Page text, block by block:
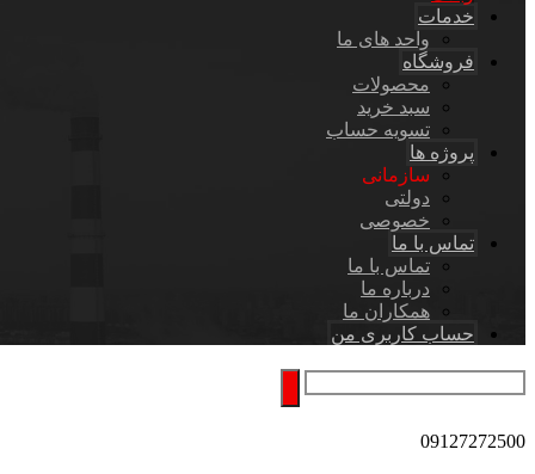
خدمات
واحد های ما
فروشگاه
محصولات
سبد خرید
تسویه حساب
پروژه ها
سازمانی
دولتی
خصوصی
تماس با ما
تماس با ما
درباره ما
همکاران ما
حساب کاربری من
09127272500